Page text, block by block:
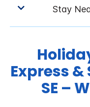
Express &
SE –